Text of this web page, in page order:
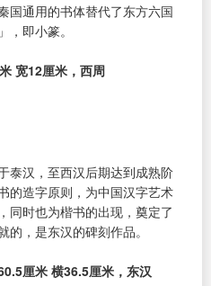
国通用的书体替代了东方六国
即小篆。
宽12厘米，西周
泰汉，至西汉后期达到成熟阶
的造字原则，为中国汉字艺术
同时也为楷书的出现，奠定了
，是东汉的碑刻作品。
厘米 横36.5厘米，东汉